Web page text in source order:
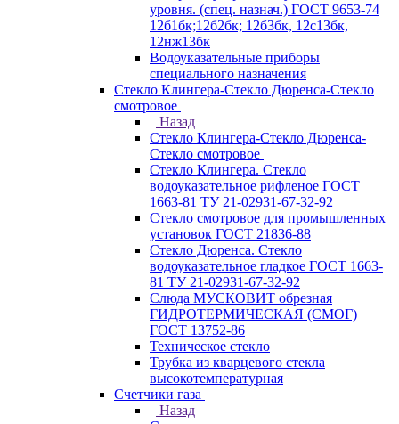
уровня. (спец. назнач.) ГОСТ 9653-74
12б1бк;12б2бк; 12б3бк, 12с13бк,
12нж13бк
Водоуказательные приборы
специального назначения
Стекло Клингера-Стекло Дюренса-Стекло
смотровое
Назад
Стекло Клингера-Стекло Дюренса-
Стекло смотровое
Стекло Клингера. Стекло
водоуказательное рифленое ГОСТ
1663-81 ТУ 21-02931-67-32-92
Стекло смотровое для промышленных
установок ГОСТ 21836-88
Стекло Дюренса. Стекло
водоуказательное гладкое ГОСТ 1663-
81 ТУ 21-02931-67-32-92
Слюда МУСКОВИТ обрезная
ГИДРОТЕРМИЧЕСКАЯ (СМОГ)
ГОСТ 13752-86
Техническое стекло
Трубка из кварцевого стекла
высокотемпературная
Счетчики газа
Назад